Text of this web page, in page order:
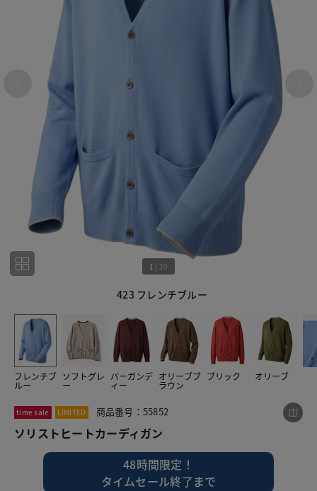
423 フレンチブルー
1 | 20
フレンチブ
ルー
ソフトグレ
ー
バーガンデ
ィー
オリーブブ
ラウン
ブリック オリーブ
time sale LIMITED 商品番号：55852
ソリストヒートカーディガン
48時間限定！
タイムセール終了まで
この商品をシェアする
ソリストヒートカーディガン
¥3,490 税込¥3,839
4.3 3レビュー